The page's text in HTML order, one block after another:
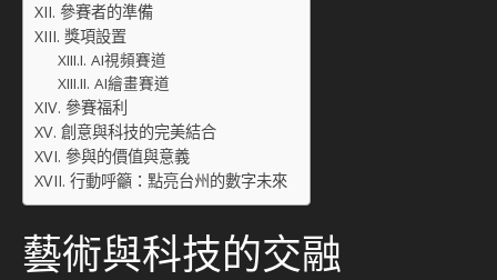
參賽者的準備
獎項設置
AI視頻賽道
AI繪畫賽道
參賽福利
創意與科技的完美結合
參與的價值與意義
行動呼籲：點亮台州的數字未來
藝術與科技的交融